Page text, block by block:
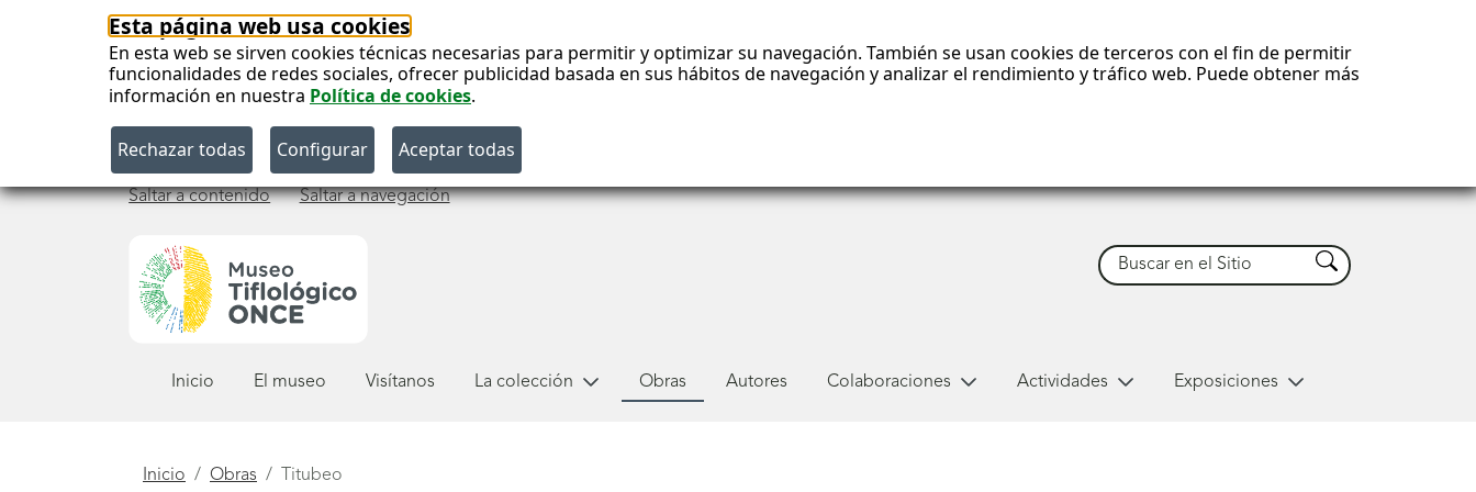
Esta página web usa cookies
En esta web se sirven cookies técnicas necesarias para permitir y optimizar su navegación. También se usan cookies de terceros con el fin de permitir
funcionalidades de redes sociales, ofrecer publicidad basada en sus hábitos de navegación y analizar el rendimiento y tráfico web. Puede obtener más
información en nuestra Política de cookies.
Saltar a contenido Saltar a navegación
Buscar Buscar
Inicio El museo Visítanos La colección Obras Autores Colaboraciones Actividades Exposiciones
Está
Inicio Obras Titubeo